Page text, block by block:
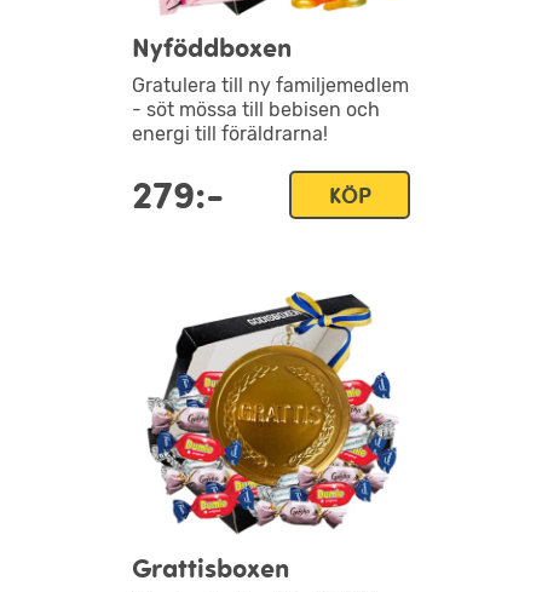
Nyföddboxen
Gratulera till ny familjemedlem
- söt mössa till bebisen och
energi till föräldrarna!
279:- KÖP
Grattisboxen